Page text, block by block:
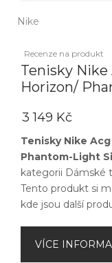
Nike
Recenze na produkt
Tenisky Nike
Horizon/
3 149 Kč
Tenisky Nike
Phantom-Light
kategorii Dámské
Tento produkt si
kde jsou další
VÍCE